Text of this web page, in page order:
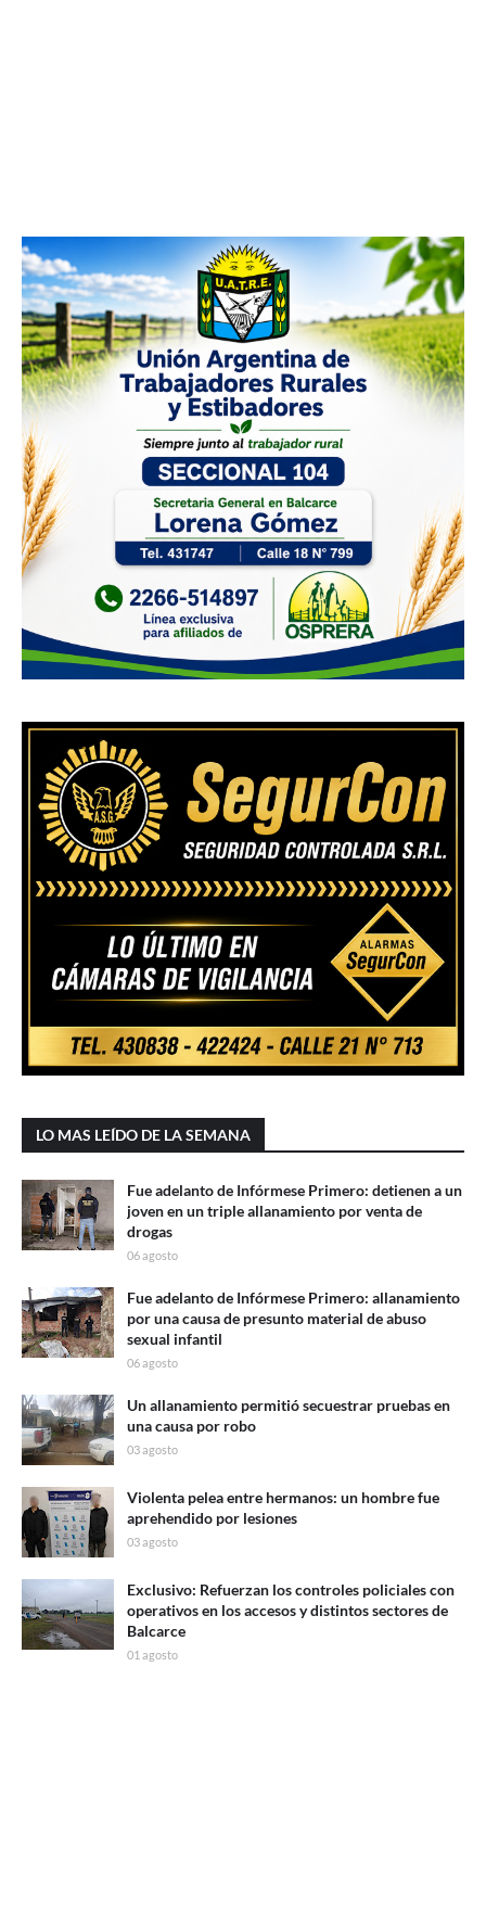
LO MAS LEÍDO DE LA SEMANA
Fue adelanto de Infórmese Primero: detienen a un
joven en un triple allanamiento por venta de
drogas
06 agosto
Fue adelanto de Infórmese Primero: allanamiento
por una causa de presunto material de abuso
sexual infantil
06 agosto
Un allanamiento permitió secuestrar pruebas en
una causa por robo
03 agosto
Violenta pelea entre hermanos: un hombre fue
aprehendido por lesiones
03 agosto
Exclusivo: Refuerzan los controles policiales con
operativos en los accesos y distintos sectores de
Balcarce
01 agosto